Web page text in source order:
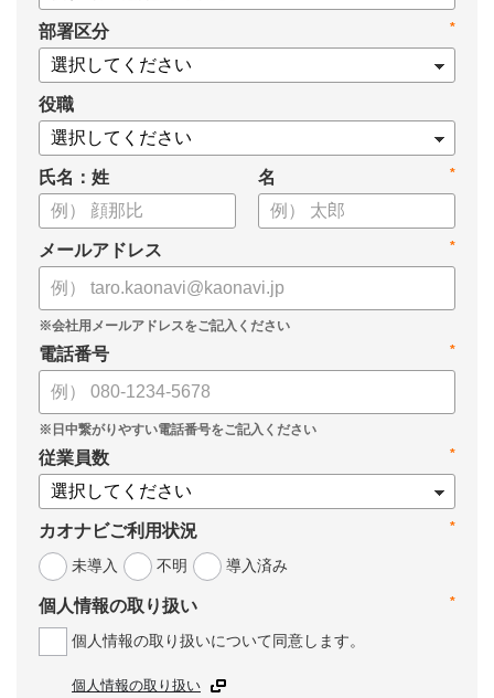
・タレントマネジメントシステムの部門導入するメリット
・スキル管理をはじめとする企業のシステム活用事例
*
部署区分
役職
氏名：姓 *
名
*
メールアドレス
*
電話番号
*
従業員数
*
カオナビご利用状況
未導入
不明 導入済み
*
個人情報の取り扱い
個人情報の取り扱いについて同意します。
個人情報の取り扱い